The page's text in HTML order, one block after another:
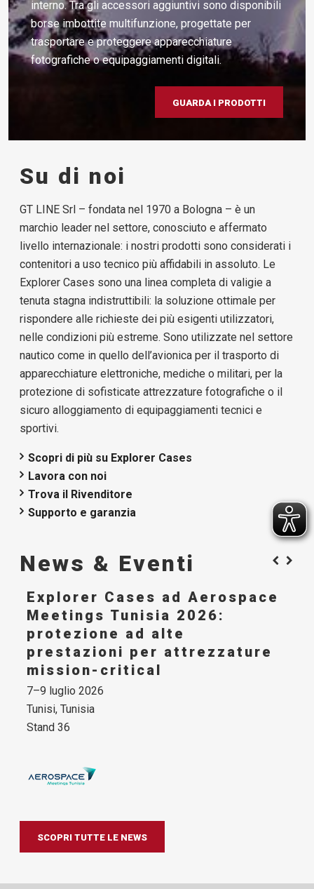
interno. Tra gli accessori aggiuntivi sono disponibili
borse imbottite multifunzione, progettate per
trasportare e proteggere apparecchiature
fotografiche o equipaggiamenti digitali.
GUARDA I PRODOTTI
Su di noi
GT LINE Srl – fondata nel 1970 a Bologna – è un
marchio leader nel settore, conosciuto e affermato
livello internazionale: i nostri prodotti sono considerati i
contenitori a uso tecnico più affidabili in assoluto. Le
Explorer Cases sono una linea completa di valigie a
tenuta stagna indistruttibili: la soluzione ottimale per
rispondere alle richieste dei più esigenti utilizzatori,
nelle condizioni più estreme. Sono utilizzate nel settore
nautico come in quello dell’avionica per il trasporto di
apparecchiature elettroniche, mediche o militari, per la
protezione di sofisticate attrezzature fotografiche o il
sicuro alloggiamento di equipaggiamenti tecnici e
sportivi.
Scopri di più su Explorer Cases
Lavora con noi
Trova il Rivenditore
Supporto e garanzia
News & Eventi
Explorer Cases ad Aerospace
Meetings Tunisia 2026:
protezione ad alte
prestazioni per attrezzature
mission-critical
7–9 luglio 2026
Tunisi, Tunisia
Stand 36
SCOPRI TUTTE LE NEWS